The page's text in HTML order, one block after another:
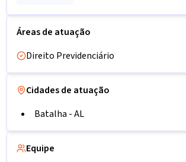
Áreas de atuação
Direito Previdenciário
Cidades de atuação
Batalha -AL
Equipe